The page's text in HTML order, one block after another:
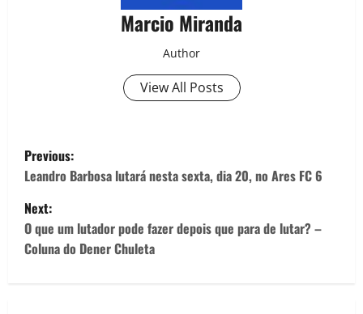
Marcio Miranda
Author
View All Posts
Previous:
Leandro Barbosa lutará nesta sexta, dia 20, no Ares FC 6
Next:
O que um lutador pode fazer depois que para de lutar? –
Coluna do Dener Chuleta